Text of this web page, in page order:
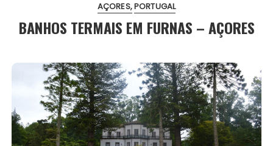
AÇORES PORTUGAL
BANHOS TERMAIS EM FURNAS – AÇORES